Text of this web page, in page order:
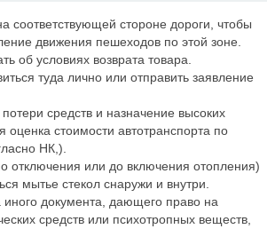
соответствующей стороне дороги, чтобы
движения пешеходов по этой зоне.
об условиях возврата товара.
туда лично или отправить заявление
средств и назначение высоких
оценка стоимости автотранспорта по
НК,).
отключения или до включения отопления)
мытье стекол снаружи и внутри.
документа, дающего право на
средств или психотропных веществ,